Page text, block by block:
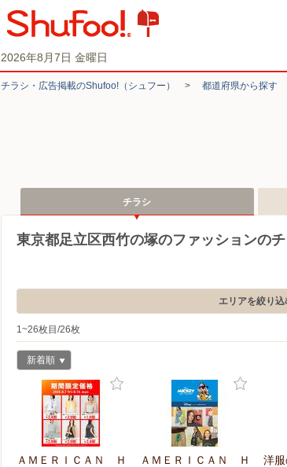
2026年8月7日 金曜日
チラシ・​広告掲載の​Shufoo!​（シュフー） > 都道府県から探す
チラシ
東京都足立区西竹の塚のファッションの
エリアを絞り込
1~26枚目/26枚
新着順
ＡＭＥＲＩＣＡＮ Ｈ
ＡＭＥＲＩＣＡＮ Ｈ
洋